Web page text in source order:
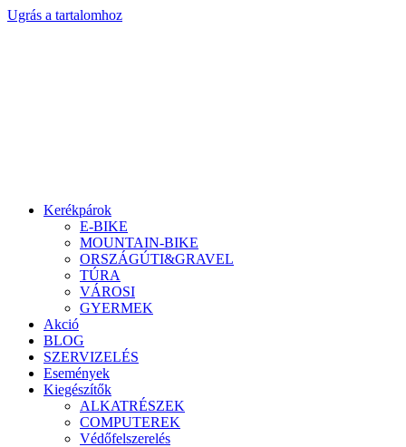
Ugrás a tartalomhoz
Kerékpárok
E-BIKE
MOUNTAIN-BIKE
ORSZÁGÚTI&GRAVEL
TÚRA
VÁROSI
GYERMEK
Akció
BLOG
SZERVIZELÉS
Események
Kiegészítők
ALKATRÉSZEK
COMPUTEREK
Védőfelszerelés